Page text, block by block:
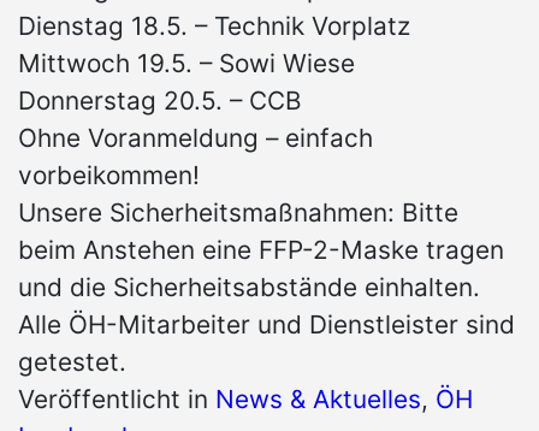
Dienstag 18.5. – Technik Vorplatz
Mittwoch 19.5. – Sowi Wiese
Donnerstag 20.5. – CCB
Ohne Voranmeldung – einfach
vorbeikommen!
Unsere Sicherheitsmaßnahmen: Bitte
beim Anstehen eine FFP-2-Maske tragen
und die Sicherheitsabstände einhalten.
Alle ÖH-Mitarbeiter und Dienstleister sind
getestet.
Veröffentlicht in News & Aktuelles, ÖH